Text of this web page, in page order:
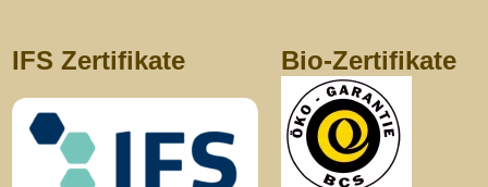
IFS Zertifikate Bio-Zertifikate